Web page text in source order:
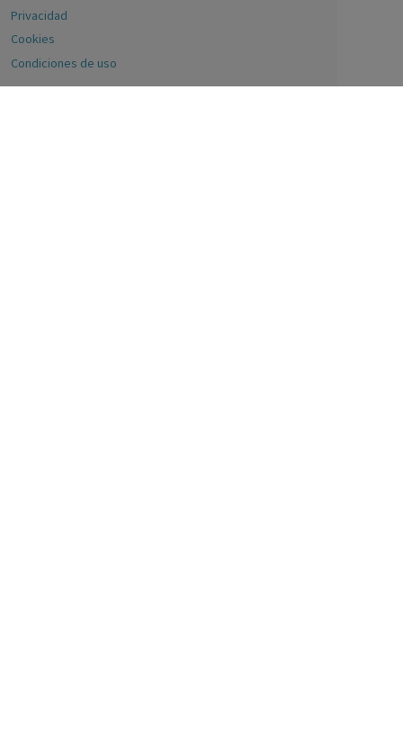
Privacidad
Cookies
Condiciones de uso